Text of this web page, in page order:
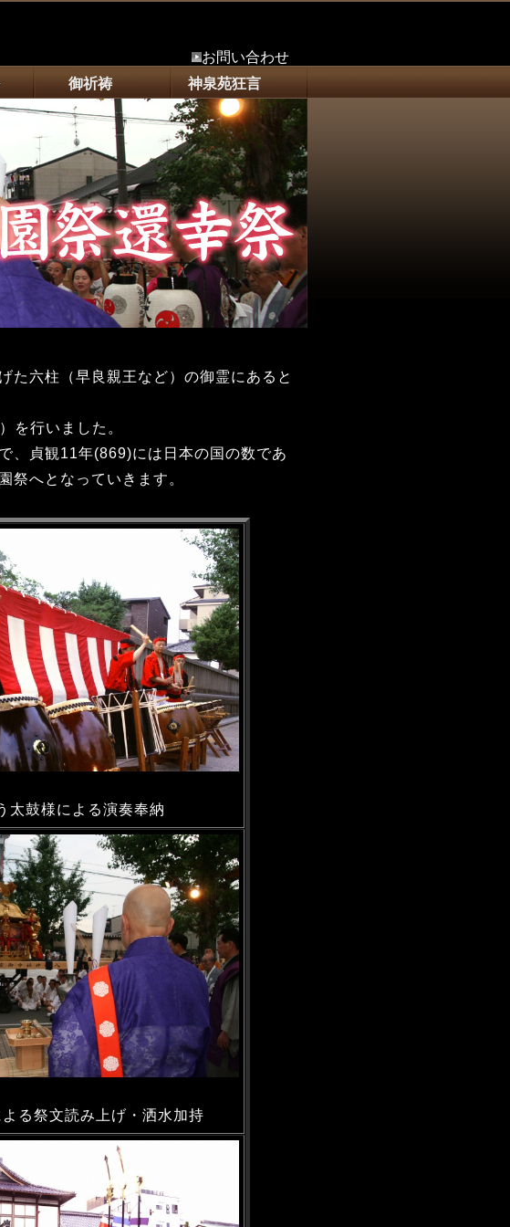
お問い合わせ
御祈祷 神泉苑狂言
た六柱（早良親王など）の御霊にあると
を行いました。
、貞観11年(869)には日本の国の数であ
祭へとなっていきます。
太鼓様による演奏奉納
る祭文読み上げ・洒水加持